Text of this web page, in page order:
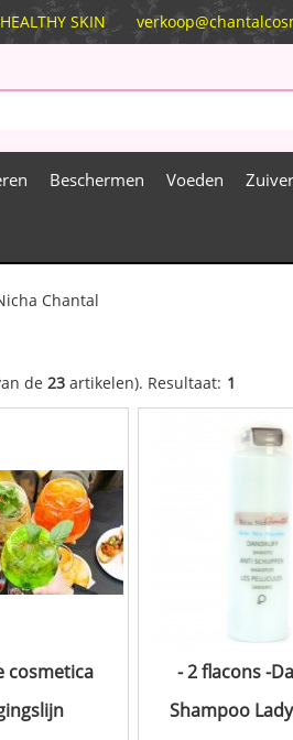
HEALTHY SKIN
Beschermen Voeden
Chantal
de 23 artikelen). Resultaat: 1
cosmetica
- 2 flacons -
Shampoo